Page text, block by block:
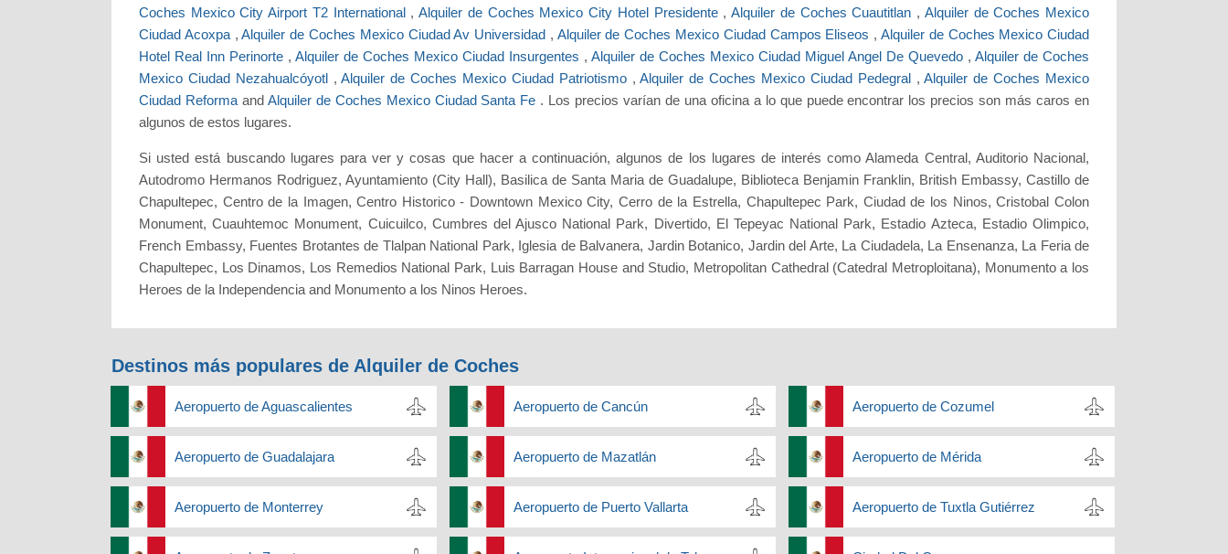
Coches Mexico City Airport T2 International ,Alquiler de Coches Mexico City Hotel Presidente ,Alquiler de Coches Cuautitlan , Alquiler de Coches Mexico
Ciudad Acoxpa ,Alquiler de Coches Mexico Ciudad Av Universidad , Alquiler de Coches Mexico Ciudad Campos Eliseos , Alquiler de Coches Mexico Ciudad
Hotel Real Inn Perinorte , Alquiler de Coches Mexico Ciudad Insurgentes , Alquiler de Coches Mexico Ciudad Miguel Angel De Quevedo , Alquiler de Coches
Mexico Ciudad Nezahualcóyotl ,Alquiler de Coches Mexico Ciudad Patriotismo ,Alquiler de Coches Mexico Ciudad Pedegral ,Alquiler de Coches Mexico
Ciudad Reforma and Alquiler de Coches Mexico Ciudad Santa Fe . Los precios varían de una oficina a lo que puede encontrar los precios son más caros en
algunos de estos lugares.
Si usted está buscando lugares para ver y cosas que hacer a continuación, algunos de los lugares de interés como Alameda Central, Auditorio Nacional,
Autodromo Hermanos Rodriguez, Ayuntamiento (City Hall), Basilica de Santa Maria de Guadalupe, Biblioteca Benjamin Franklin, British Embassy, Castillo de
Chapultepec, Centro de la Imagen, Centro Historico - Downtown Mexico City, Cerro de la Estrella, Chapultepec Park, Ciudad de los Ninos, Cristobal Colon
Monument, Cuauhtemoc Monument, Cuicuilco, Cumbres del Ajusco National Park, Divertido, El Tepeyac National Park, Estadio Azteca, Estadio Olimpico,
French Embassy, Fuentes Brotantes de Tlalpan National Park, Iglesia de Balvanera, Jardin Botanico, Jardin del Arte, La Ciudadela, La Ensenanza, La Feria de
Chapultepec, Los Dinamos, Los Remedios National Park, Luis Barragan House and Studio, Metropolitan Cathedral (Catedral Metroploitana), Monumento a los
Heroes de la Independencia and Monumento a los Ninos Heroes.
Destinos más populares de Alquiler de Coches
Aeropuerto de Aguascalientes Aeropuerto de Cancún Aeropuerto de Cozumel
Aeropuerto de Guadalajara Aeropuerto de Mazatlán Aeropuerto de Mérida
Aeropuerto de Monterrey Aeropuerto de Puerto Vallarta Aeropuerto de Tuxtla Gutiérrez